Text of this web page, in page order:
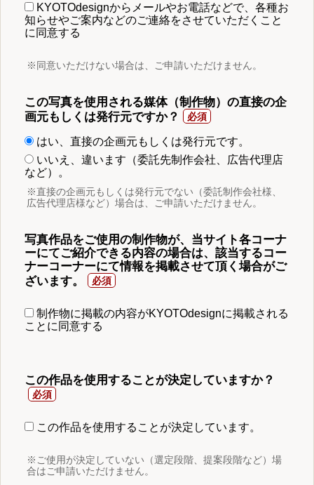
KYOTOdesignからメールやお電話などで、各種お
知らせやご案内などのご連絡をさせていただくこと
に同意する
※同意いただけない場合は、ご申請いただけません。
この写真を使用される媒体（制作物）の直接の企
画元もしくは発行元ですか？
はい、直接の企画元もしくは発行元です。
いいえ、違います（委託先制作会社、広告代理店
など）。
※直接の企画元もしくは発行元でない（委託制作会社様、
広告代理店様など）場合は、ご申請いただけません。
写真作品をご使用の制作物が、当サイト各コーナ
ーにてご紹介できる内容の場合は、該当するコー
ナーコーナーにて情報を掲載させて頂く場合がご
ざいます。
制作物に掲載の内容がKYOTOdesignに掲載される
ことに同意する
この作品を使用することが決定していますか？
この作品を使用することが決定しています。
※ご使用が決定していない（選定段階、提案段階など）場
合はご申請いただけません。